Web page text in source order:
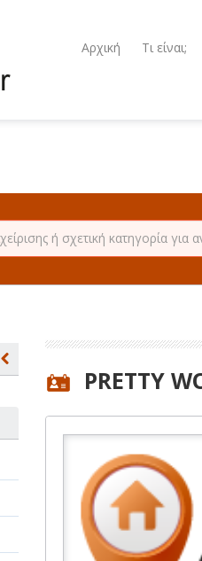
Αρχική Τι είναι;
PRETTY